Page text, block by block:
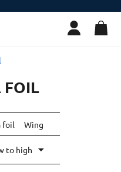
FOIL
foil Wing